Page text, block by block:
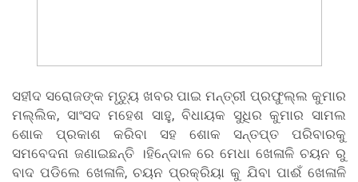
ସହୀଦ ସରୋଜଙ୍କ ମୃତୁ୍ୟ ଖବର ପାଇ ମନ୍ତ୍ରୀ ପ୍ରଫୁଲ୍ଲ କୁମାର
ମଲ୍ଲିକ, ସାଂସଦ ମହେଶ ସାହୁ, ବିଧାୟକ ସୁଧିର କୁମାର ସାମଲ
ଶୋକ ପ୍ରକାଶ କରିବା ସହ ଶୋକ ସନ୍ତପ୍ତ ପରିବାରକୁ
ସମବେଦନା ଜଣାଇଛନ୍ତି ।ହିନେ୍ଦାଳ ରେ ମେଧା ଖେଳାଳି ଚୟନ ରୁ
ବାଦ ପଡିଲେ ଖେଳାଳି, ଚୟନ ପ୍ରକ୍ରିୟା କୁ ଯିବା ପାଈଁ ଖେଳାଳି